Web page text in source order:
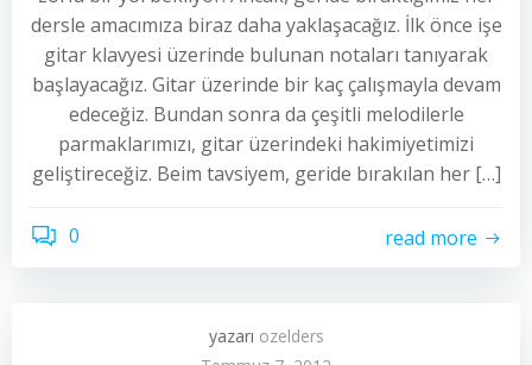
dersle amacımıza biraz daha yaklaşacağız. İlk önce işe
gitar klavyesi üzerinde bulunan notaları tanıyarak
başlayacağız. Gitar üzerinde bir kaç çalışmayla devam
edeceğiz. Bundan sonra da çeşitli melodilerle
parmaklarımızı, gitar üzerindeki hakimiyetimizi
geliştireceğiz. Beim tavsiyem, geride bırakılan her […]
0 read more
yazarı ozelders